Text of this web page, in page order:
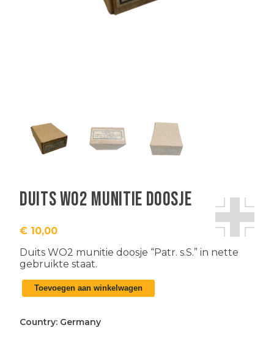
Duits WO2 munitie doosje
€ 10,00
Duits WO2 munitie doosje “Patr. s.S.” in nette
gebruikte staat.
Duits
WO2
doosje
Toevoegen aan winkelwagen
Country: Germany